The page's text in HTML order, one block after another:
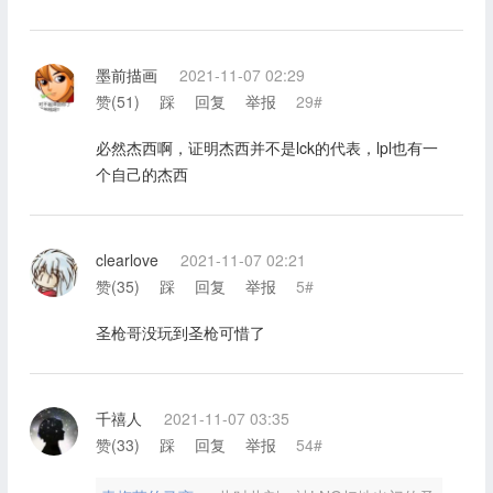
墨前描画
2021-11-07 02:29
赞(51) 踩 回复 举报 29#
必然杰西啊，证明杰西并不是lck的代表，lpl也有一
个自己的杰西
clearlove
2021-11-07 02:21
赞(35) 踩 回复 举报 5#
圣枪哥没玩到圣枪可惜了
千禧人
2021-11-07 03:35
赞(33) 踩 回复 举报 54#